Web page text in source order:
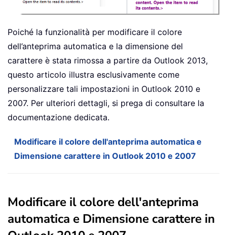
Poiché la funzionalità per modificare il colore
dell’anteprima automatica e la dimensione del
carattere è stata rimossa a partire da Outlook 2013,
questo articolo illustra esclusivamente come
personalizzare tali impostazioni in Outlook 2010 e
2007. Per ulteriori dettagli, si prega di consultare la
documentazione dedicata.
Modificare il colore dell'anteprima automatica e
Dimensione carattere in Outlook 2010 e 2007
Modificare il colore dell'anteprima
automatica e Dimensione carattere in